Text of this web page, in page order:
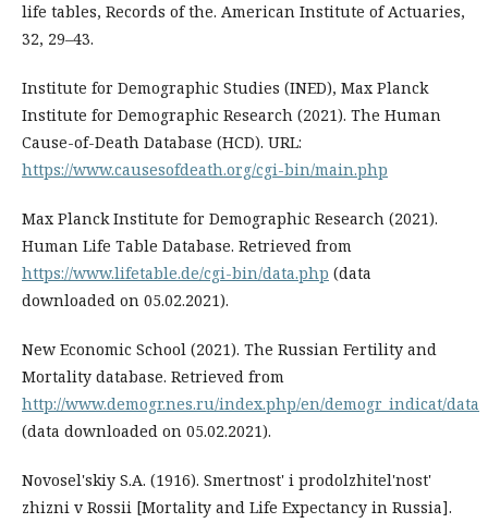
life tables, Records of the. American Institute of Actuaries,
32, 29–43.
Institute for Demographic Studies (INED), Max Planck
Institute for Demographic Research (2021). The Human
Cause-of-Death Database (HCD). URL:
https://www.causesofdeath.org/cgi-bin/main.php
Max Planck Institute for Demographic Research (2021).
Human Life Table Database. Retrieved from
https://www.lifetable.de/cgi-bin/data.php (data
downloaded on 05.02.2021).
New Economic School (2021). The Russian Fertility and
Mortality database. Retrieved from
http://www.demogr.nes.ru/index.php/en/demogr_indicat/data
(data downloaded on 05.02.2021).
Novosel'skiy S.A. (1916). Smertnost' i prodolzhitel'nost'
zhizni v Rossii [Mortality and Life Expectancy in Russia].